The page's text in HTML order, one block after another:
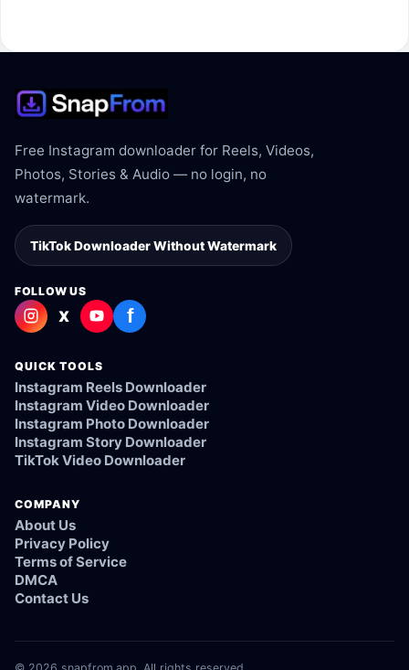
Free Instagram downloader for Reels, Videos,
Photos, Stories & Audio — no login, no
watermark.
TikTok Downloader Without Watermark
FOLLOW US
X f
QUICK TOOLS
Instagram Reels Downloader
Instagram Video Downloader
Instagram Photo Downloader
Instagram Story Downloader
TikTok Video Downloader
COMPANY
About Us
Privacy Policy
Terms of Service
DMCA
Contact Us